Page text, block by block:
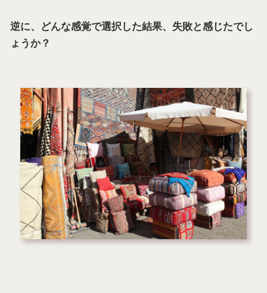
逆に、どんな感覚で選択した結果、失敗と感じたでし
ょうか？